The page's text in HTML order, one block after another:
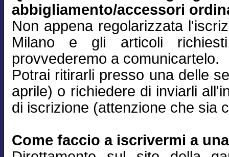
abbigliamento/accessori
Non appena regolarizzata
Milano e gli articoli richiesti
provvederemo a comunicartelo.
Potrai ritirarli presso una delle
aprile) o richiedere di inviarli
di iscrizione (attenzione che sia
Come faccio a iscrivermi a